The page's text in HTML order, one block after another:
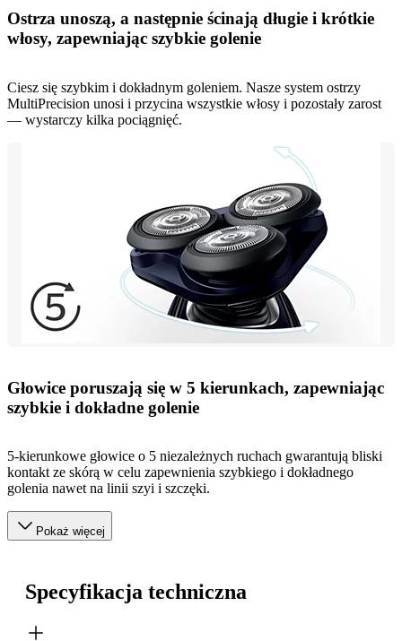
Ostrza unoszą, a następnie ścinają długie i krótkie
włosy, zapewniając szybkie golenie
Ciesz się szybkim i dokładnym goleniem. Nasze system ostrzy
MultiPrecision unosi i przycina wszystkie włosy i pozostały zarost
— wystarczy kilka pociągnięć.
Głowice poruszają się w 5 kierunkach, zapewniając
szybkie i dokładne golenie
5-kierunkowe głowice o 5 niezależnych ruchach gwarantują bliski
kontakt ze skórą w celu zapewnienia szybkiego i dokładnego
golenia nawet na linii szyi i szczęki.
Pokaż więcej
Specyfikacja techniczna